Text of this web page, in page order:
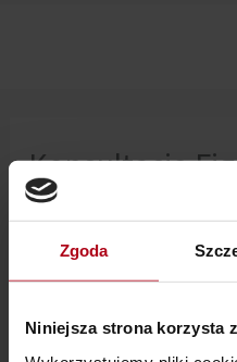
Zgoda
Niniejsza strona korzysta
Konsultacje
Mama
Nie można pokazać tej